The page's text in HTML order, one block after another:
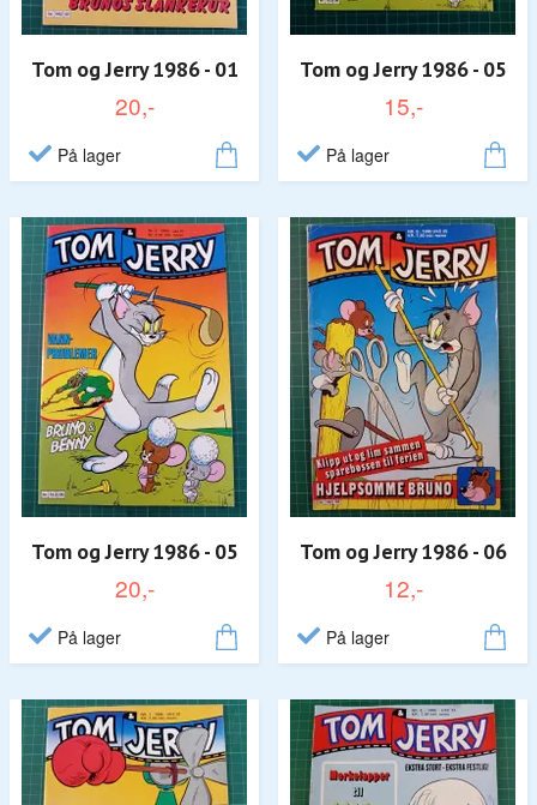
Tom og Jerry 1986 - 01
20,-
På lager
Tom og Jerry 1986 - 05
15,-
På lager
Tom og Jerry 1986 - 05
20,-
På lager
Tom og Jerry 1986 - 06
12,-
På lager